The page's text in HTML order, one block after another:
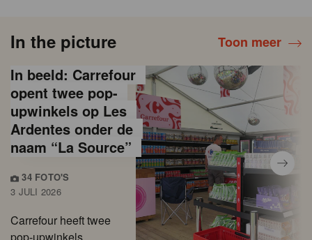
In the picture Toon meer
In beeld: Carrefour
opent twee pop-
upwinkels op Les
Ardentes onder de
naam “La Source”
34 FOTO'S
3 JULI 2026
Carrefour heeft twee
pop-upwinkels